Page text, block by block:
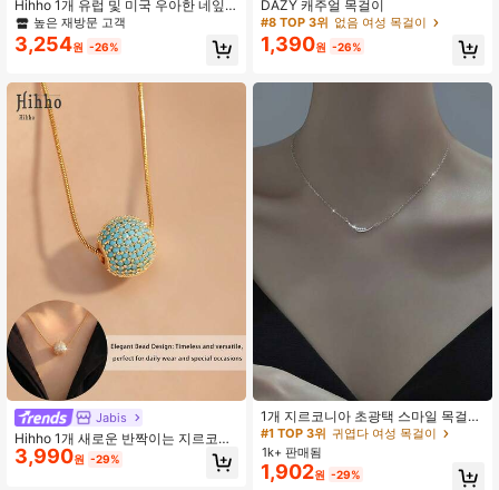
Hihho 1개 유럽 및 미국 우아한 네잎
클로버 펜던트 목걸이, 여성의 일상 착
용에 적합한 맞춤형 디자인, 발렌타인
데이 및 추수감사절 선물
높은 재방문 고객
3,254원 -26%
Jabis
Hihho 1개 새로운 반짝이는 지르코니
아 & 비즈 펜던트 목걸이, 우아한 쇄골
체인, 직장, 출퇴근, 일상복, 데이트, 친
3,990원 -29%
DAZY 캐주얼 목걸이
#8 TOP 3위 없음 여성 목걸이
1,390원 -26%
1개 지르코니아 초광택 스마일 목걸
이, 미니멀리스트 경량 패션 다용도 목
걸이, 여성 모임, 연회, 데이트, 휴일,
선물에 적합
#1 TOP 3위
귀엽다 여성 목걸이
거의 매진!
#1 TOP 3위 귀엽다 여성 목걸이
거의 매진!
#1 TOP 3위 귀엽다 여성 목걸이
거의 매진!
#1 TOP 3위
거의 매진!
1k+ 판매됨
1,902원 -29%